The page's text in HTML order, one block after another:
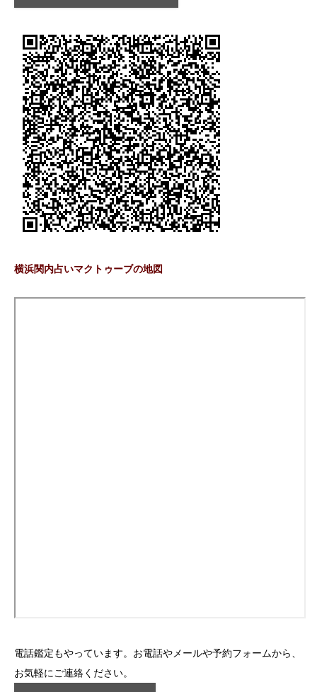
横浜関内占いマクトゥーブの地図
電話鑑定もやっています。お電話やメールや予約フォームから、
お気軽にご連絡ください。